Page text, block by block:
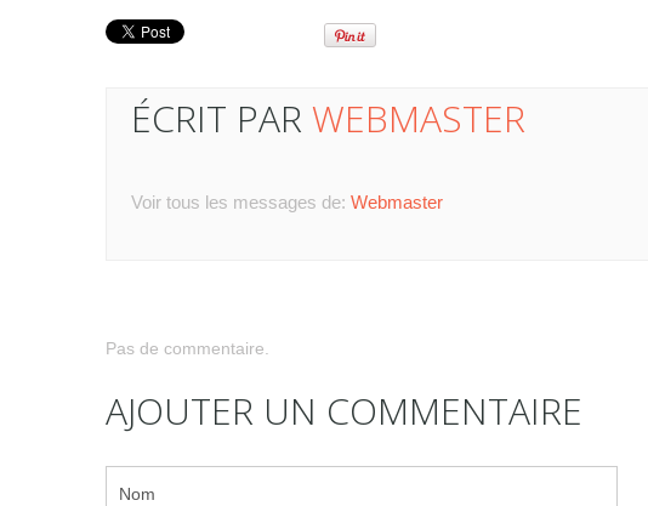
ÉCRIT PAR WEBMASTER
Voir tous les messages de: Webmaster
Pas de commentaire.
AJOUTER UN COMMENTAIRE